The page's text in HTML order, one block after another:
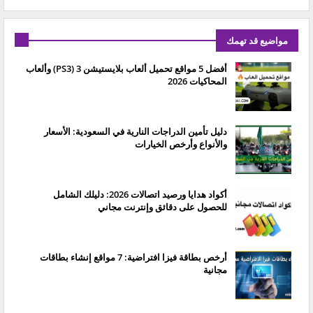
مواضيع قد تهمك
أفضل 5 مواقع تحميل ألعاب بلايستيشن 3 (PS3) وألعاب
المحاكيات 2026
دليل تأمين الدراجات النارية في السعودية: الأسعار
والأنواع وأرخص الخيارات
أكواد هدايا ورصيد اتصالات 2026: دليلك الشامل
للحصول على دقائق وإنترنت مجاني
أرخص بطاقة فيزا افتراضية: 7 مواقع إنشاء بطاقات
مجانية